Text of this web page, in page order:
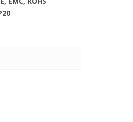
5 hviezdičiek.